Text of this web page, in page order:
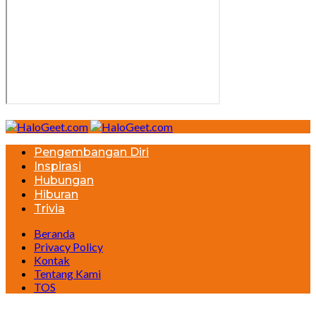
Pengembangan Diri
Inspirasi
Hubungan
Hiburan
Trivia
Beranda
Privacy Policy
Kontak
Tentang Kami
TOS